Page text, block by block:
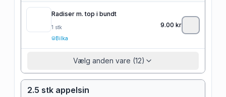
Radiser m. top i bundt
1 stk
Bilka
9.00 kr
Vælg anden vare (12)
2.5 stk appelsin